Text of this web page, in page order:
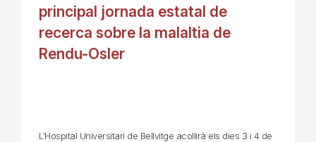
principal jornada estatal de
recerca sobre la malaltia de
Rendu-Osler
L’Hospital Universitari de Bellvitge acollirà els dies 3 i 4 de